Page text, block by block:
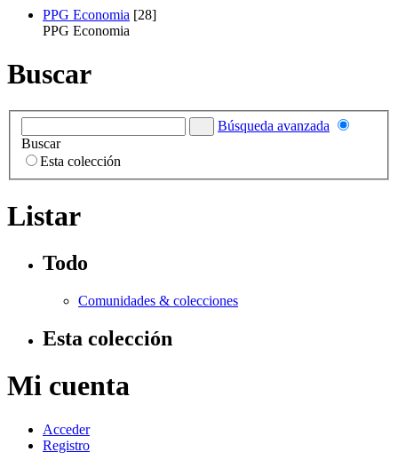
PPG Economia [28]
PPG Economia
Buscar
Búsqueda avanzada
Buscar
Esta colección
Listar
Todo
Comunidades & colecciones
Esta colección
Mi cuenta
Acceder
Registro